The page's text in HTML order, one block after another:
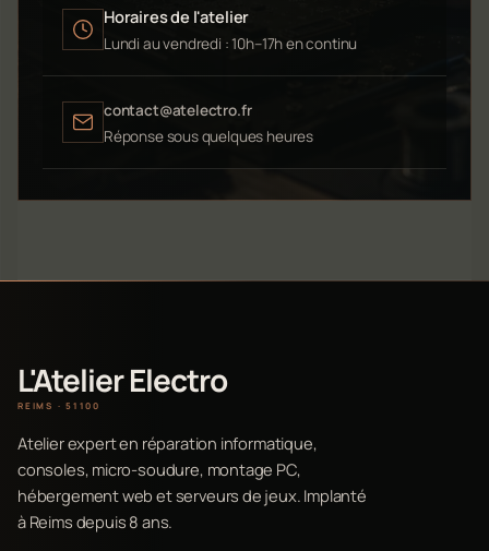
Horaires de l'atelier
Lundi au vendredi : 10h–17h en continu
contact@atelectro.fr
Réponse sous quelques heures
L'Atelier Electro
REIMS · 51100
Atelier expert en réparation informatique,
consoles, micro-soudure, montage PC,
hébergement web et serveurs de jeux. Implanté
à Reims depuis 8 ans.